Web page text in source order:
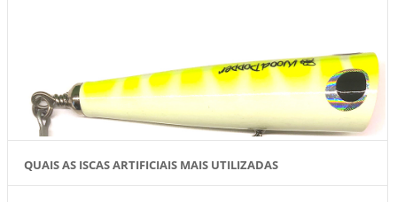
QUAIS AS ISCAS ARTIFICIAIS MAIS UTILIZADAS